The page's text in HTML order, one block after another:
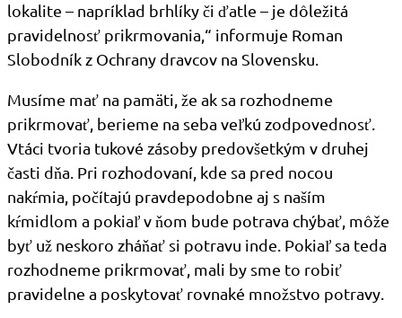
lokalite – napríklad brhlíky či ďatle – je dôležitá
pravidelnosť prikrmovania,“ informuje Roman
Slobodník z Ochrany dravcov na Slovensku.
Musíme mať na pamäti, že ak sa rozhodneme
prikrmovať, berieme na seba veľkú zodpovednosť.
Vtáci tvoria tukové zásoby predovšetkým v druhej
časti dňa. Pri rozhodovaní, kde sa pred nocou
nakŕmia, počítajú pravdepodobne aj s naším
kŕmidlom a pokiaľ v ňom bude potrava chýbať, môže
byť už neskoro zháňať si potravu inde. Pokiaľ sa teda
rozhodneme prikrmovať, mali by sme to robiť
pravidelne a poskytovať rovnaké množstvo potravy.